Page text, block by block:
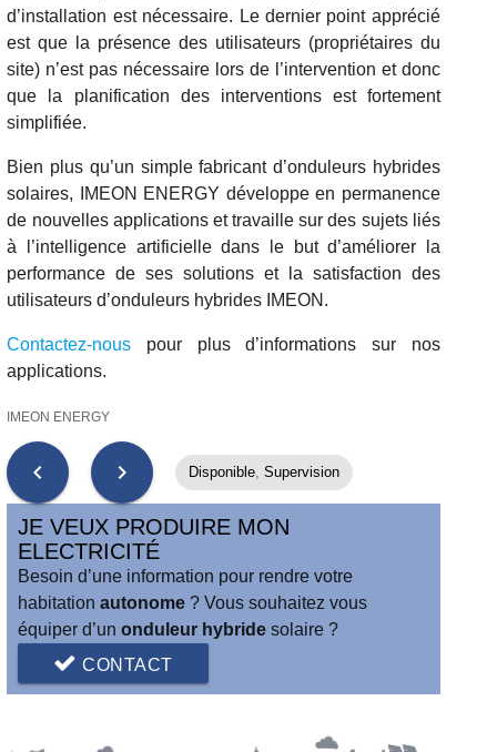
d’installation est nécessaire. Le dernier point apprécié
est que la présence des utilisateurs (propriétaires du
site) n’est pas nécessaire lors de l’intervention et donc
que la planification des interventions est fortement
simplifiée.
Bien plus qu’un simple fabricant d’onduleurs hybrides
solaires, IMEON ENERGY développe en permanence
de nouvelles applications et travaille sur des sujets liés
à l’intelligence artificielle dans le but d’améliorer la
performance de ses solutions et la satisfaction des
utilisateurs d’onduleurs hybrides IMEON.
Contactez-nous pour plus d’informations sur nos
applications.
IMEON ENERGY
chevron_left chevron_right Disponible ,Supervision
JE VEUX PRODUIRE MON
ELECTRICITÉ
Besoin d’une information pour rendre votre
habitationautonome? Vous souhaitez vous
équiper d’unonduleur hybride solaire ?
CONTACT